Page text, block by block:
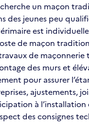
un maçon
des jeunes peu
est
de maçon
de
des murs et
pour assurer
ajustements,
à
des consignes